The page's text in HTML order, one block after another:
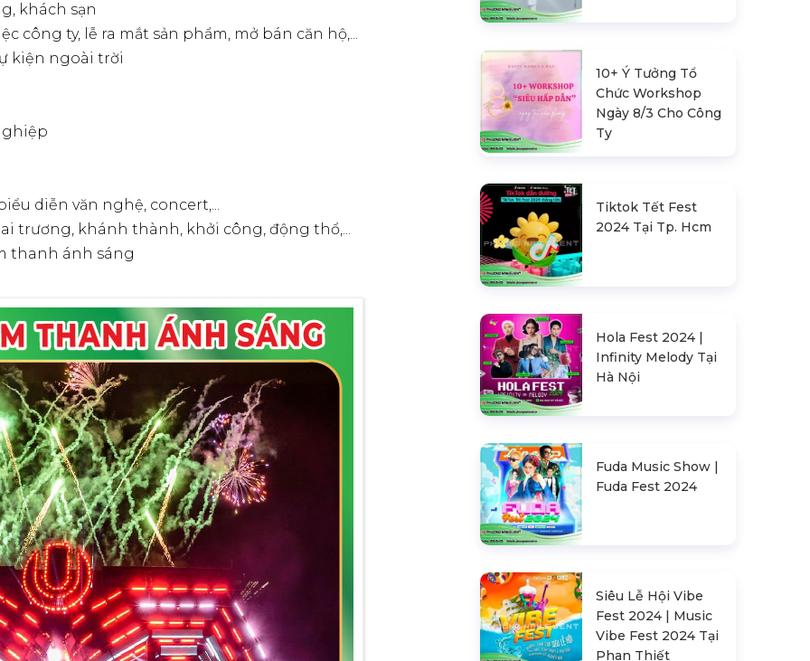
khách sạn
công ty, lễ ra mắt sản phẩm, mở bán căn hộ,...
kiện ngoài trời
diễn văn nghệ, concert,...
trương, khánh thành, khởi công, động thổ,...
thanh ánh sáng
10+ Ý Tưởng Tổ
Chức Workshop
Ngày 8/3 Cho Công
Ty
Tiktok Tết Fest
2024 Tại Tp. Hcm
Hola Fest 2024 |
Infinity Melody Tại
Hà Nội
Fuda Music Show |
Fuda Fest 2024
Siêu Lễ Hội Vibe
Fest 2024 | Music
Vibe Fest 2024 Tại
Phan Thiết